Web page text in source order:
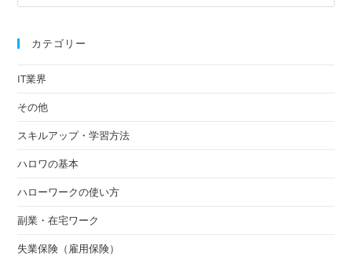
カテゴリー
IT業界
その他
スキルアップ・学習方法
ハロワの基本
ハローワークの使い方
副業・在宅ワーク
失業保険（雇用保険）